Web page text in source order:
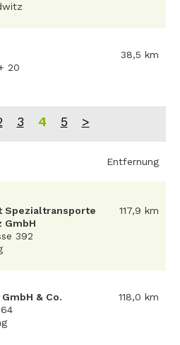
20
38,5 km
3 4 5 >
Entfernung
Spezialtransporte
GmbH
392
117,9 km
& Co.
118,0 km